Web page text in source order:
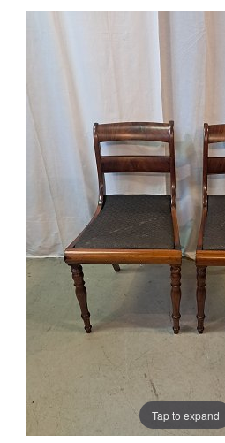
Tap to expand